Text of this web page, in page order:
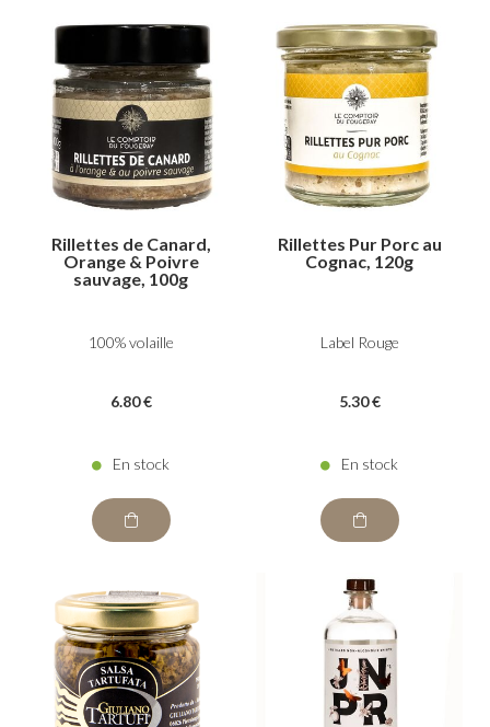
Rillettes de Canard,
Orange & Poivre
sauvage, 100g
100% volaille
6.80 €
En stock
Rillettes Pur Porc au
Cognac, 120g
Label Rouge
5.30 €
En stock